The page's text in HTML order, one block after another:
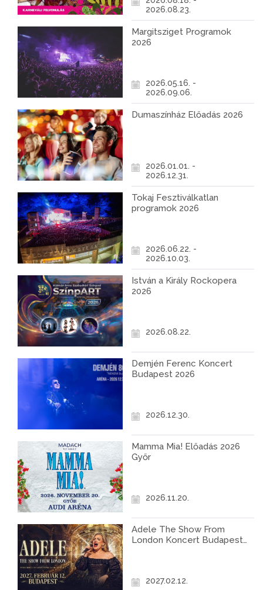
2026.08.23.
Margitsziget Programok
2026
2026.05.16. -
2026.09.06.
Dumaszínház Előadás 2026
2026.01.01. -
2026.12.31.
Tokaj Fesztiválkatlan
programok 2026
2026.06.22. -
2026.10.03.
István a Király Rockopera
2026
2026.08.22.
Demjén Ferenc Koncert
Budapest 2026
2026.12.30.
Mamma Mia! Előadás 2026
Győr
2026.11.20.
Adele The Show From
London Koncert Budapest
2027.02.12.